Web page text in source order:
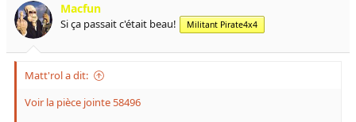
o
n
s
:
Macfun
Si ça passait c'était beau! Militant Pirate4x4
Matt'rol a dit:
Voir la pièce jointe 58496